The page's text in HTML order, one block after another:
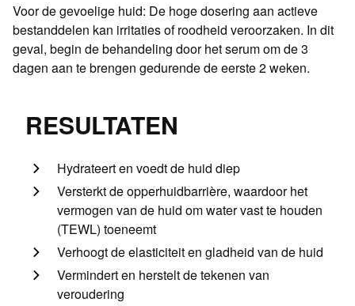
Voor de gevoelige huid: De hoge dosering aan actieve
bestanddelen kan irritaties of roodheid veroorzaken. In dit
geval, begin de behandeling door het serum om de 3
dagen aan te brengen gedurende de eerste 2 weken.
RESULTATEN
Hydrateert en voedt de huid diep
Versterkt de opperhuidbarrière, waardoor het
vermogen van de huid om water vast te houden
(TEWL) toeneemt
Verhoogt de elasticiteit en gladheid van de huid
Vermindert en herstelt de tekenen van
veroudering